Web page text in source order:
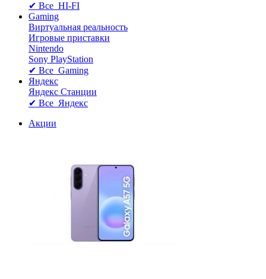
✔ Все HI-FI
Gaming
Виртуальная реальность
Игровые приставки
Nintendo
Sony PlayStation
✔ Все Gaming
Яндекс
Яндекс Станции
✔ Все Яндекс
Акции